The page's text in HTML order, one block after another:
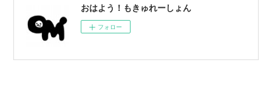
おはよう！もきゅれーしょん
フォロー